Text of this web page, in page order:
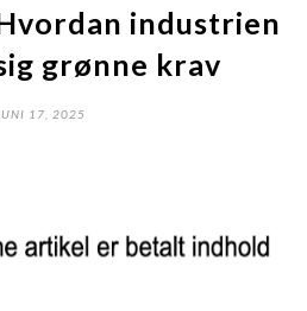
industrien
grønne krav
17, 2025